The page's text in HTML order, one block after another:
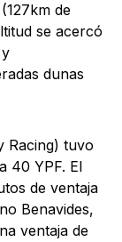
de
se acercó
dunas
Racing) tuvo
40 YPF. El
de ventaja
Benavides,
ventaja de